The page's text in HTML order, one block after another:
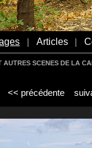
Articles
AUTRES SCENES DE LA
<< précédente